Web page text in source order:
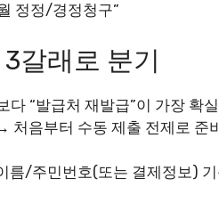
정정/경정청구”
갈래로 분기
다 “발급처 재발급”이 가장 확
처음부터 수동 제출 전제로 준
름/주민번호(또는 결제정보) 기